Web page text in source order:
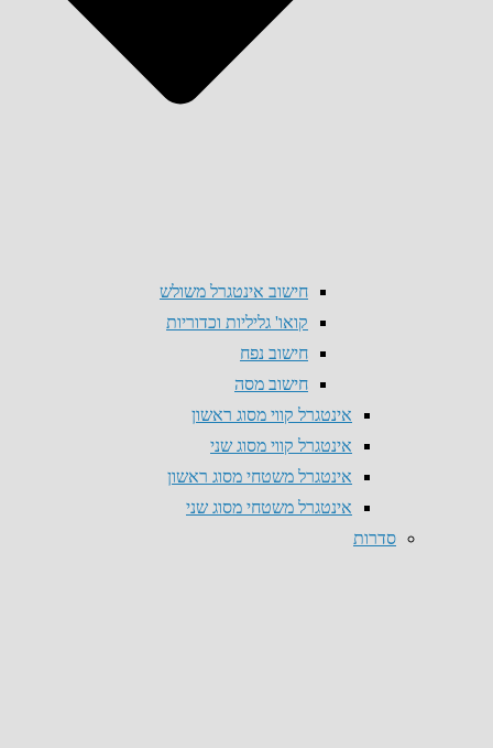
חישוב אינטגרל משולש
קואו' גליליות וכדוריות
חישוב נפח
חישוב מסה
אינטגרל קווי מסוג ראשון
אינטגרל קווי מסוג שני
אינטגרל משטחי מסוג ראשון
אינטגרל משטחי מסוג שני
סדרות